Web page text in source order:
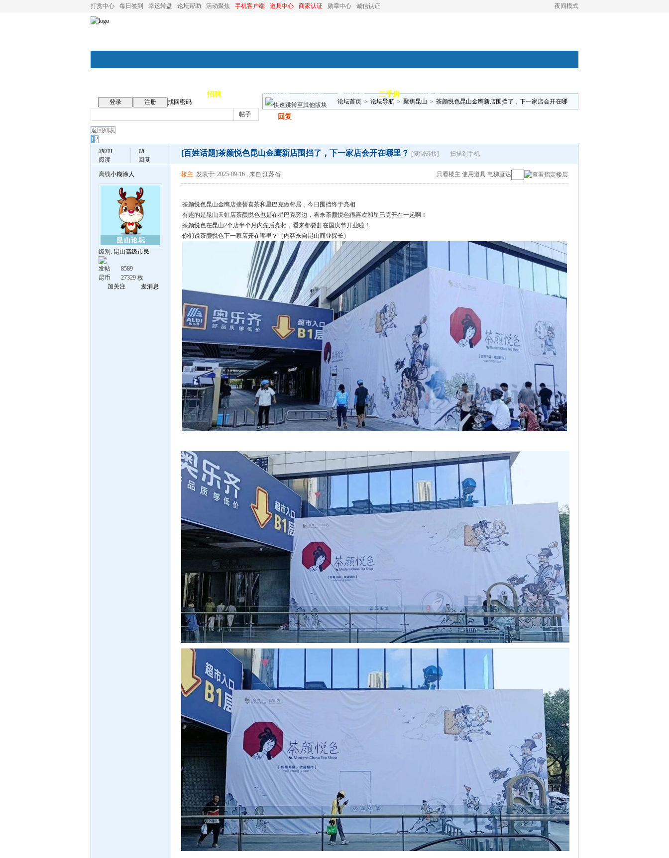
夜间模式
打赏中心 每日签到 幸运转盘 论坛帮助 活动聚焦 手机客户端 道具中心 商家认证 勋章中心 诚信认证
招聘 昆山优选 小红娘 分类信息 二手房 昆山视窗
登录 注册
找回密码
帖子
论坛首页 > 论坛导航 > 聚焦昆山 > 茶颜悦色昆山金鹰新店围挡了，下一家店会开在哪
回复
返回列表
12
29211
阅读
18
回复
[百姓话题]茶颜悦色昆山金鹰新店围挡了，下一家店会开在哪里？ [复制链接] 扫描到手机
离线小糊涂人
级别: 昆山高级市民
发帖
8589
昆币
27329 枚
加关注
发消息
只看楼主 使用道具 电梯直达
楼主 发表于: 2025-09-16 , 来自:江苏省
茶颜悦色昆山金鹰店接替喜茶和星巴克做邻居，今日围挡终于亮相
有趣的是昆山天虹店茶颜悦色也是在星巴克旁边，看来茶颜悦色很喜欢和星巴克开在一起啊！
茶颜悦色在昆山2个店半个月内先后亮相，看来都要赶在国庆节开业啦！
你们说茶颜悦色下一家店开在哪里？（内容来自昆山商业探长）